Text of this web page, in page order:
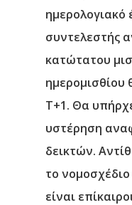
ημερολογιακό
συντελεστής
κατώτατου
ημερομισθίου
Τ+1. Θα
υστέρηση
δεικτών.
το νομοσχέδιο
είναι